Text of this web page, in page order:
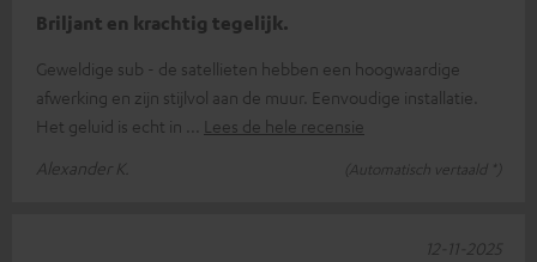
Briljant en krachtig tegelijk.
Geweldige sub - de satellieten hebben een hoogwaardige
afwerking en zijn stijlvol aan de muur. Eenvoudige installatie.
Het geluid is echt in
Lees de hele recensie
Alexander K.
(Automatisch vertaald *)
12-11-2025